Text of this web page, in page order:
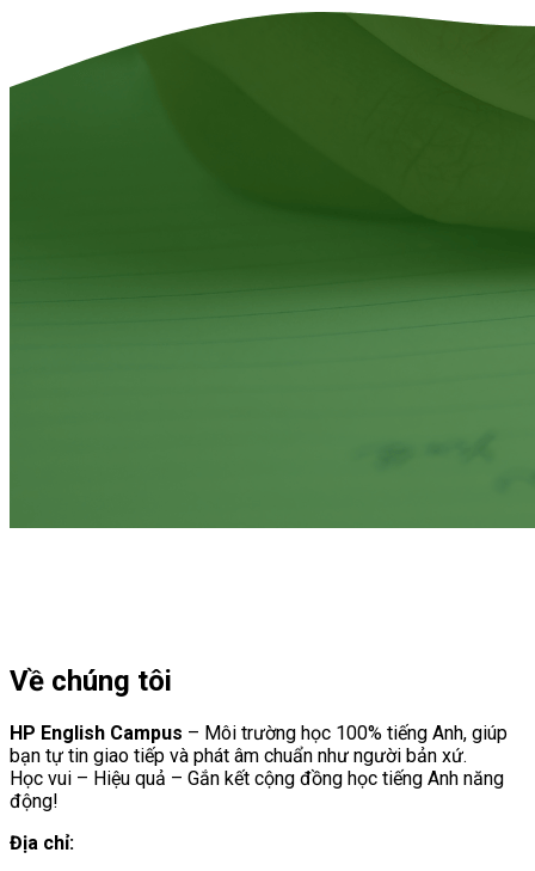
Về chúng tôi
HP English Campus – Môi trường học 100% tiếng Anh, giúp
bạn tự tin giao tiếp và phát âm chuẩn như người bản xứ.
Học vui – Hiệu quả – Gắn kết cộng đồng học tiếng Anh năng
động!
Địa chỉ: